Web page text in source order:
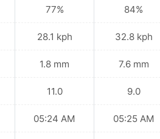
77%
28.1 kph
1.8 mm
11.0
05:24 AM
84%
32.8 kph
7.6 mm
9.0
05:25 AM